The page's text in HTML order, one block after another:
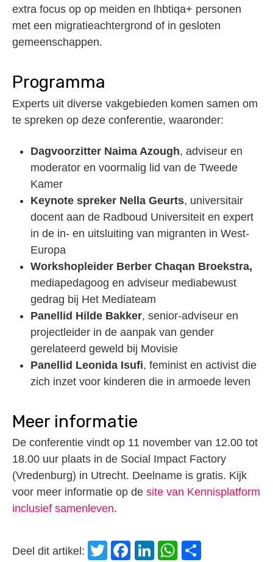
extra focus op op meiden en lhbtiqa+ personen
met een migratieachtergrond of in gesloten
gemeenschappen.
Programma
Experts uit diverse vakgebieden komen samen om
te spreken op deze conferentie, waaronder:
Dagvoorzitter Naima Azough, adviseur en
moderator en voormalig lid van de Tweede
Kamer
Keynote spreker Nella Geurts, universitair
docent aan de Radboud Universiteit en expert
in de in- en uitsluiting van migranten in West-
Europa
Workshopleider Berber Chaqan Broekstra,
mediapedagoog en adviseur mediabewust
gedrag bij Het Mediateam
Panellid Hilde Bakker, senior-adviseur en
projectleider in de aanpak van gender
gerelateerd geweld bij Movisie
Panellid Leonida Isufi, feminist en activist die
zich inzet voor kinderen die in armoede leven
Meer informatie
De conferentie vindt op 11 november van 12.00 tot
18.00 uur plaats in de Social Impact Factory
(Vredenburg) in Utrecht. Deelname is gratis. Kijk
voor meer informatie op de site van Kennisplatform
inclusief samenleven.
Deel dit artikel: Twitter
Facebook
LinkedIn
WhatsApp